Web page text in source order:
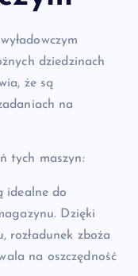
dziedzinach
że są
na
tych maszyn:
idealne do
Dzięki
rozładunek zboża
na oszczędność